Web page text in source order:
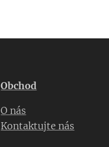
Obchod
O nás
Kontaktujte nás